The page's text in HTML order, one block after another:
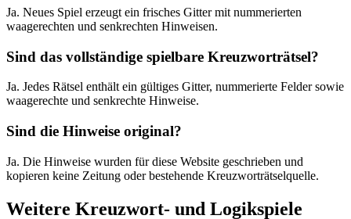
Ja. Neues Spiel erzeugt ein frisches Gitter mit nummerierten
waagerechten und senkrechten Hinweisen.
Sind das vollständige spielbare Kreuzworträtsel?
Ja. Jedes Rätsel enthält ein gültiges Gitter, nummerierte Felder sowie
waagerechte und senkrechte Hinweise.
Sind die Hinweise original?
Ja. Die Hinweise wurden für diese Website geschrieben und
kopieren keine Zeitung oder bestehende Kreuzworträtselquelle.
Weitere Kreuzwort- und Logikspiele